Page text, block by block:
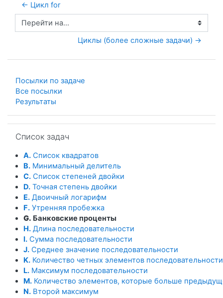
← Цикл for
Перейти на...
Циклы (более сложные задачи) →
Посылки по задаче
Все посылки
Результаты
Список задач
A. Список квадратов
B. Минимальный делитель
C. Список степеней двойки
D. Точная степень двойки
E. Двоичный логарифм
F. Утренняя пробежка
G. Банковские проценты
H. Длина последовательности
I. Сумма последовательности
J. Среднее значение последовательности
K. Количество четных элементов последовательности
L. Максимум последовательности
M. Количество элементов, которые больше
N. Второй максимум